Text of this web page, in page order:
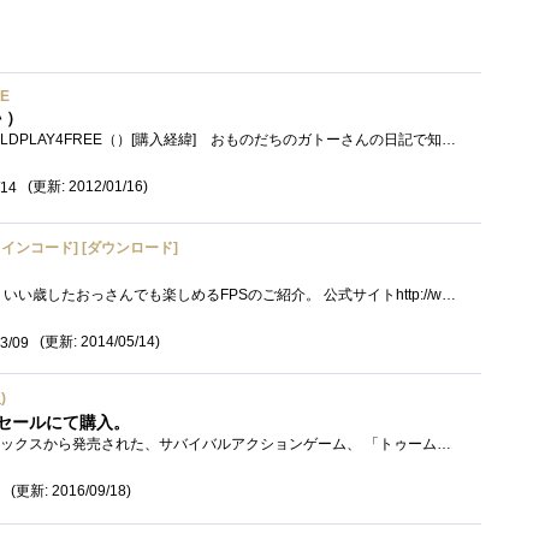
[製品名(型番)] BATTLEFIELDPLAY4FREE（）[購入経緯] おものだちのガトーさんの日記で知りダウンロードしました。 BattleField3のレビュアーに選出され...
(更新: 2012/01/16)
ンコード] [ダウンロード]
前回のPlanetSide2に続き、いい歳したおっさんでも楽しめるFPSのご紹介。 公式サイトhttp://www.battlefield.com/jp/battlefield-4 すいませんEAの動画公開に関�...
09 (更新: 2014/05/14)
ルにて購入。
2013年にスクウェア・エニックスから発売された、サバイバルアクションゲーム、 「トゥームレイダー（TombRaider）」です。 Steamダウンロード版を...
(更新: 2016/09/18)